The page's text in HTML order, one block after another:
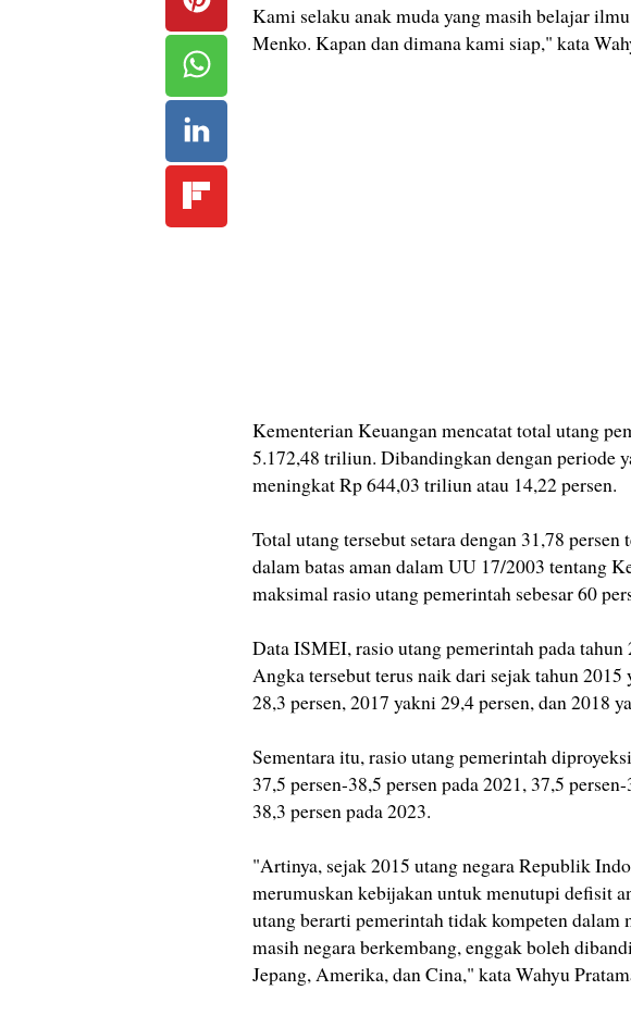
Kami selaku anak muda yang masih belajar
Menko. Kapan dan dimana kami siap," kata
Kementerian Keuangan mencatat total utang
5.172,48 triliun. Dibandingkan dengan periode
meningkat Rp 644,03 triliun atau 14,22 persen.
Total utang tersebut setara dengan 31,78
dalam batas aman dalam UU 17/2003 tentang
maksimal rasio utang pemerintah sebesar 60
Data ISMEI, rasio utang pemerintah pada
Angka tersebut terus naik dari sejak tahun 2015
28,3 persen, 2017 yakni 29,4 persen, dan 2018
Sementara itu, rasio utang pemerintah
37,5 persen-38,5 persen pada 2021, 37,5
38,3 persen pada 2023.
"Artinya, sejak 2015 utang negara Republik
merumuskan kebijakan untuk menutupi defisit
utang berarti pemerintah tidak kompeten dalam
masih negara berkembang, enggak boleh
Jepang, Amerika, dan Cina," kata Wahyu